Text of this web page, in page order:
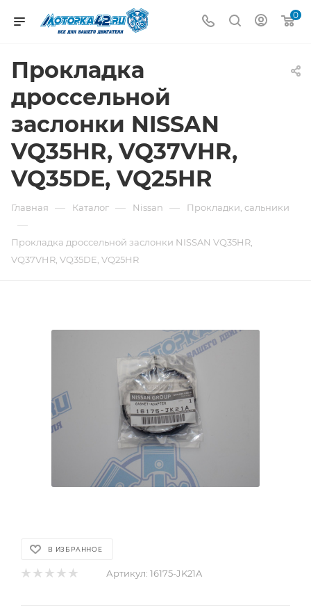
0
Прокладка
дроссельной
заслонки NISSAN
VQ35HR, VQ37VHR,
VQ35DE, VQ25HR
Главная — Каталог — Nissan — Прокладки, сальники
—
Прокладка дроссельной заслонки NISSAN VQ35HR,
VQ37VHR, VQ35DE, VQ25HR
В ИЗБРАННОЕ
Артикул: 16175-JK21A